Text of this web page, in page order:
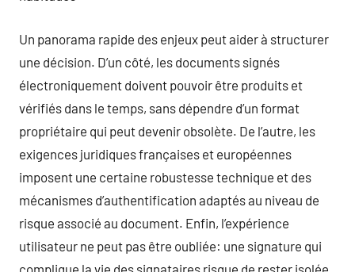
Un panorama rapide des enjeux peut aider à structurer
une décision. D’un côté, les documents signés
électroniquement doivent pouvoir être produits et
vérifiés dans le temps, sans dépendre d’un format
propriétaire qui peut devenir obsolète. De l’autre, les
exigences juridiques françaises et européennes
imposent une certaine robustesse technique et des
mécanismes d’authentification adaptés au niveau de
risque associé au document. Enfin, l’expérience
utilisateur ne peut pas être oubliée: une signature qui
complique la vie des signataires risque de rester isolée,